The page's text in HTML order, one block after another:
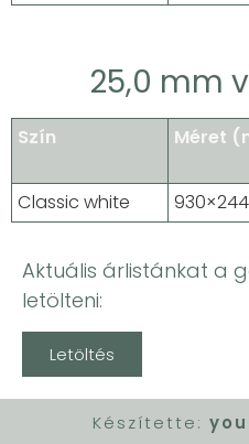
25,0 mm
Szín Méret
Classic white
Aktuális árlistánkat a
letölteni:
Letöltés
Készítette: